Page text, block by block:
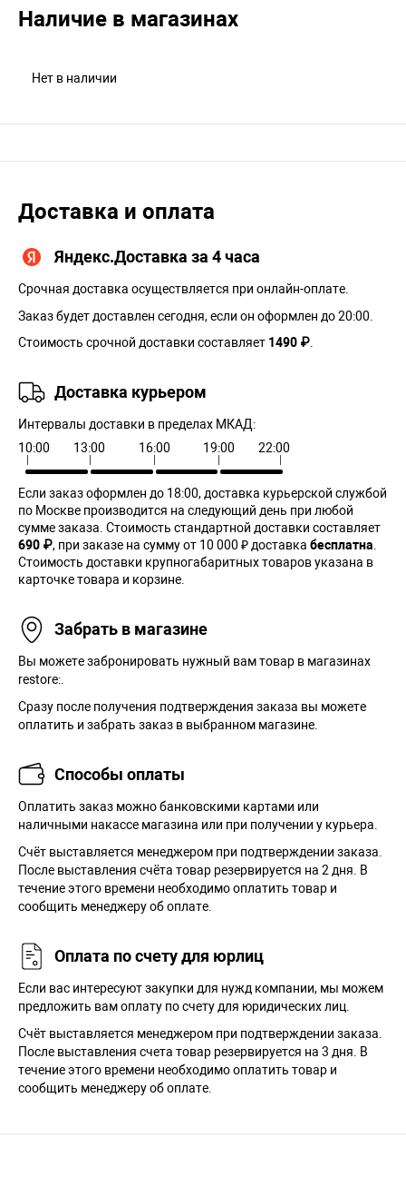
Наличие в магазинах
Нет в наличии
Доставка и оплата
Яндекс.Доставка за 4 часа
Срочная доставка осуществляется при онлайн-оплате.
Заказ будет доставлен сегодня, если он оформлен до 20:00.
Стоимость срочной доставки составляет 1490 ₽
Доставка курьером
Интервалы доставки в пределах МКАД:
10:00
13:00 16:00 19:00 22:00
Если заказ оформлен до 18:00, доставка курьерской службой
по Москве производится на следующий день при любой
сумме заказа. Cтоимость стандартной доставки составляет
690 ₽, при заказе на сумму от 10 000 ₽ доставка бесплатна
Стоимость доставки крупногабаритных товаров указана в
карточке товара и корзине.
Забрать в магазине
Вы можете забронировать нужный вам товар в магазинах
restore:.
Сразу после получения подтверждения заказа вы можете
оплатить и забрать заказ в выбранном магазине.
Способы оплаты
Оплатить заказ можно банковскими картами или
наличными накассе магазина или при получении у курьера.
Cчёт выставляется менеджером при подтверждении заказа.
После выставления счёта товар резервируется на 2 дня. В
течение этого времени необходимо оплатить товар и
сообщить менеджеру об оплате.
Оплата по счету для юрлиц
Если вас интересуют закупки для нужд компании, мы можем
предложить вам оплату по счету для юридических лиц.
Счёт выставляется менеджером при подтверждении заказа.
После выставления счета товар резервируется на 3 дня. В
течение этого времени необходимо оплатить товар и
сообщить менеджеру об оплате.